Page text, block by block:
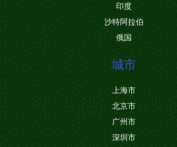
印度
沙特阿拉伯
俄国
城市
上海市
北京市
广州市
深圳市